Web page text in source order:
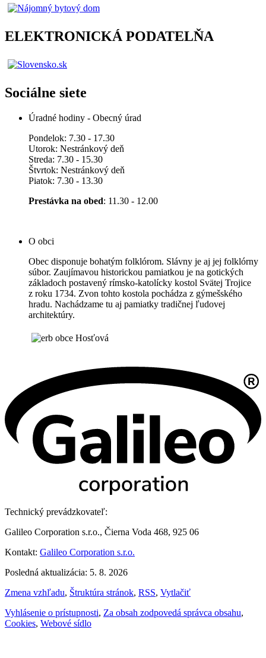
ELEKTRONICKÁ PODATELŇA
Sociálne siete
Úradné hodiny - Obecný úrad
Pondelok: 7.30 - 17.30
Utorok: Nestránkový deň
Streda: 7.30 - 15.30
Štvrtok: Nestránkový deň
Piatok: 7.30 - 13.30
Prestávka na obed: 11.30 - 12.00
O obci
Obec disponuje bohatým folklórom. Slávny je aj jej folklórny
súbor. Zaujímavou historickou pamiatkou je na gotických
základoch postavený rímsko-katolícky kostol Svätej Trojice
z roku 1734. Zvon tohto kostola pochádza z gýmešského
hradu. Nachádzame tu aj pamiatky tradičnej ľudovej
architektúry.
Technický prevádzkovateľ:
Galileo Corporation s.r.o., Čierna Voda 468, 925 06
Kontakt: Galileo Corporation s.r.o.
Posledná aktualizácia: 5. 8. 2026
Zmena vzhľadu, Štruktúra stránok, RSS, Vytlačiť
Vyhlásenie o prístupnosti, Za obsah zodpovedá správca obsahu,
Cookies, Webové sídlo